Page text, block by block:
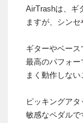
AirTrashは、ギ
ますが、シンセ
ギターやベー
最高のパフォー
まく動作しない
ピッキングア
敏感なペダルで